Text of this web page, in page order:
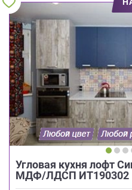
Угловая кухня лофт
МДФ/ЛДСП ИТ190302